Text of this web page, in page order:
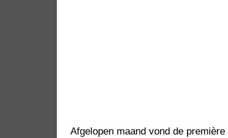
Afgelopen maand vond de